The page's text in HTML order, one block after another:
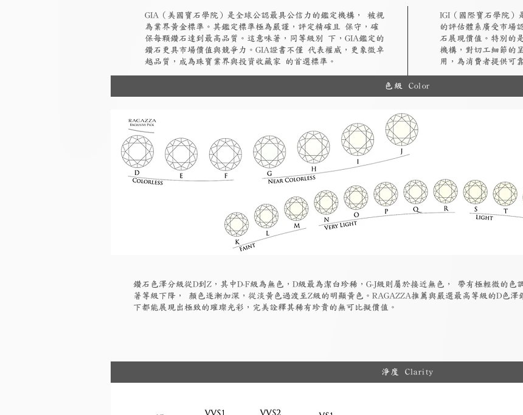
GIA（美國寶石學院）是全球公認最具公信力的鑑定機構， 被視
為業界黃金標準。其鑑定標準極為嚴謹，評定精確且 保守，確
保每顆鑽石達到最高品質。這意味著，同等級別 下，GIA鑑定的
鑽石更具市場價值與競爭力。GIA證書不僅 代表權威，更象徵卓
越品質，成為珠寶業界與投資收藏家 的首選標準。
​IGI（國際寶石學院）
的評估體系廣受市場
石展現價值。特別的
機構，對切工細節的
用，為消費者提供可
色級 Color
鑽石色澤分級從D到Z，其中D-F級為無色，D級最為潔白珍稀，G-J級則屬於接近無色， 帶有極輕微的色
著等級下降， 顏色逐漸加深，從淡黃色過渡至Z級的明顯黃色。RAGAZZA推薦與嚴選最高等級的D色
下都能展現出極致的璀璨光彩，完美詮釋其稀有珍貴的無可比擬價值。
淨度 Clarity